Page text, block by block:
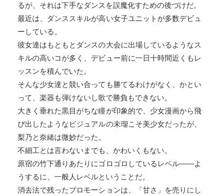
るが、それは下手なダンスを誤魔化すための後づけだ。
最近は、ダンススキルが高い女子ユニットが多数デビュ
ーしている。
彼女達はもともとダンスの大会に出場しているようなス
キルの高いコが多く、デビュー前に一日十時間近くもレ
ッスンを積んでいた。
そんな少女達と競い合っても勝てるわけがなく、かとい
って、楽器も弾けないし歌で勝負もできない。
大きく垂れた黒目がちな瞳が印象的で、少女漫画から飛
び出したようなビジュアルの未瑠こそ美少女だったが、
梨乃と奈緒は微妙だった。
不細工とは言わないまでも、かわいくもない。
原宿の竹下通りあたりにゴロゴロしているレベル――よ
うするに、一般人レベルということだ。
消去法で残ったプロモーションは、「甘さ」を売りにし